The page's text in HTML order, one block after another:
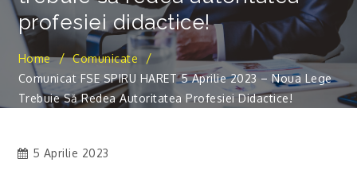
profesiei didactice!
Home
Comunicate
Comunicat FSE SPIRU HARET 5 Aprilie 2023 – Noua Lege
Trebuie Să Redea Autoritatea Profesiei Didactice!
5 Aprilie 2023